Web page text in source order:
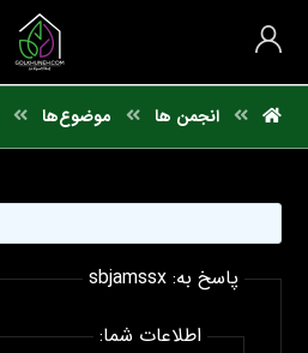
انجمن ها موضوع‌ها
پاسخ به: sbjamssx
اطلاعات شما: